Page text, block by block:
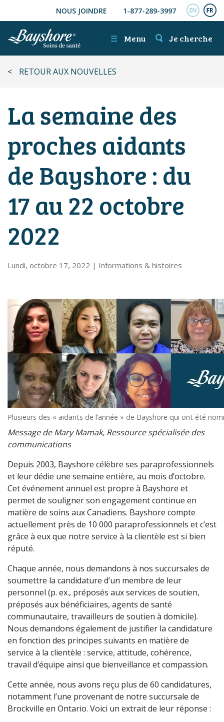
ALLER AU CONTENU PRINCIPAL
NOUS JOINDRE 1-877-289-3997
☰ Menu Je cherche
< RETOUR AUX NOUVELLES
La semaine des
proches aidants
de Bayshore : du
17 au 22 octobre
2022
Lundi, octobre 17, 2022 | Informations & histoires
Plusieurs des « aidants de l’année » de Bayshore qui ont été
Message de Mary Mamak, Ressource spécialisée des
communications
Depuis 2003, Bayshore célèbre ses paraprofessionnels
et leur dédie une semaine entière, au mois d’octobre.
Cet événement annuel est propre à Bayshore et
permet de souligner son engagement continue en
matière de soins aux Canadiens. Bayshore compte
actuellement près de 10 000 paraprofessionnels et c’est
grâce à eux que notre service à la clientèle est si bien
réputé.
Chaque année, nous demandons à nos succursales de
soumettre la candidature d’un membre de leur
personnel (p. ex., préposés aux services de soutien,
préposés aux bénéficiaires, agents de santé
communautaire, travailleurs de soutien à domicile).
Nous demandons également de justifier la candidature
en fonction des principes suivants en matière de
service à la clientèle : service, attitude, cohérence,
travail d’équipe ainsi que bienveillance et compassion.
Cette année, nous avons reçu plus de 60 candidatures,
notamment l’une provenant de notre succursale de
Brockville en Ontario. Voici un extrait de leur réponse :